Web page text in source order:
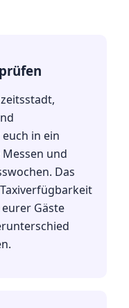
in ein
und
Das
Gäste